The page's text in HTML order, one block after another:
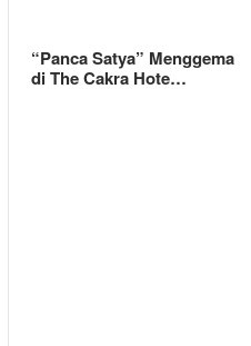
“Panca Satya” Menggema
di The Cakra Hote…